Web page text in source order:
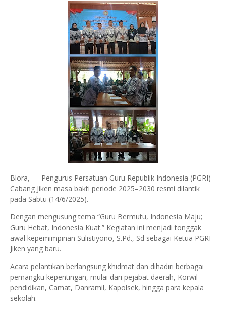
Blora, — Pengurus Persatuan Guru Republik Indonesia (PGRI)
Cabang Jiken masa bakti periode 2025–2030 resmi dilantik
pada Sabtu (14/6/2025).
Dengan mengusung tema “Guru Bermutu, Indonesia Maju;
Guru Hebat, Indonesia Kuat.” Kegiatan ini menjadi tonggak
awal kepemimpinan Sulistiyono, S.Pd., Sd sebagai Ketua PGRI
Jiken yang baru.
Acara pelantikan berlangsung khidmat dan dihadiri berbagai
pemangku kepentingan, mulai dari pejabat daerah, Korwil
pendidikan, Camat, Danramil, Kapolsek, hingga para kepala
sekolah.